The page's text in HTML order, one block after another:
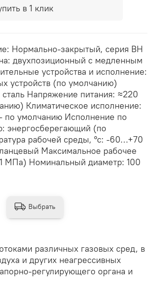
в 1 клик
Нормально-закрытый, серия ВН
двухпозиционный с медленным
устройства и исполнение:
устройств (по умолчанию)
Напряжение питания: ≈220
Климатическое исполнение:
умолчанию Исполнение по
энергосберегающий (по
рабочей среды, °с: -60…+70
Максимальное рабочее
МПа) Номинальный диаметр: 100
различных газовых сред, в
и других неагрессивных
регулирующего органа и
Выбрать